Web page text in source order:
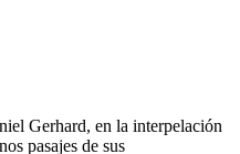
Gerhard, en la interpelación
pasajes de sus